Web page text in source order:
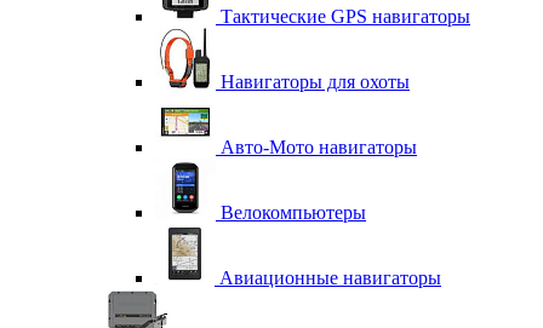
Тактические GPS навигаторы
Навигаторы для охоты
Авто-Мото навигаторы
Велокомпьютеры
Авиационные навигаторы